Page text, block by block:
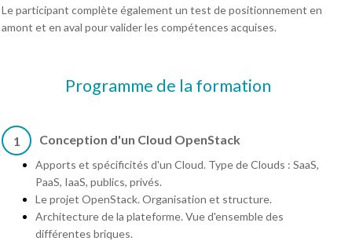
Le participant complète également un test de positionnement en
amont et en aval pour valider les compétences acquises.
Programme de la formation
1 Conception d'un Cloud OpenStack
Apports et spécificités d'un Cloud. Type de Clouds : SaaS,
PaaS, IaaS, publics, privés.
Le projet OpenStack. Organisation et structure.
Architecture de la plateforme. Vue d'ensemble des
différentes briques.